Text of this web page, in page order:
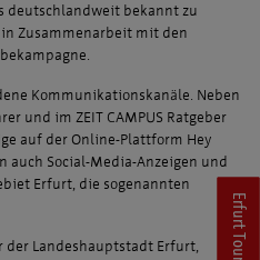
deutschlandweit bekannt zu
Zusammenarbeit mit den
Kommunikationskanäle. Neben
und im ZEIT CAMPUS Ratgeber
auf der Online-Plattform Hey
auch Social-Media-Anzeigen und
Erfurt, die sogenannten
der Landeshauptstadt Erfurt,